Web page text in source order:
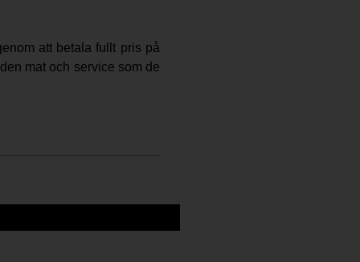
att betala fullt pris på
mat och service som de